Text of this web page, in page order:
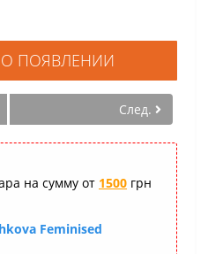
ПОЯВЛЕНИИ
След.
на сумму от 1500 грн
Feminised